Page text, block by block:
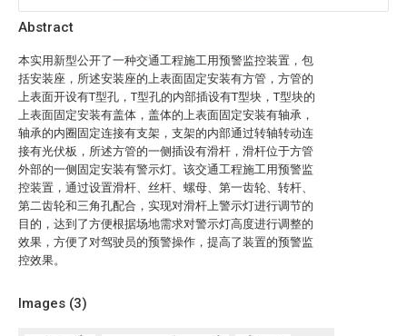
Abstract
本实用新型公开了一种交通工程施工用预警监控装置，包
括安装座，所述安装座的上表面固定安装有方管，方管的
上表面开设有T型孔，T型孔的内部插设有T型块，T型块的
上表面固定安装有盖体，盖体的上表面固定安装有轴承，
轴承的内圈固定连接有支架，支架的内部通过转轴转动连
接有光伏板，所述方管的一侧插设有滑杆，滑杆位于方管
外部的一侧固定安装有警示灯。该交通工程施工用预警监
控装置，通过设置滑杆、丝杆、螺母、第一齿轮、转杆、
第二齿轮和三角孔配合，实现对滑杆上警示灯进行调节的
目的，达到了方便根据场地需求对警示灯高度进行调整的
效果，方便了对驾驶员的预警操作，提高了装置的预警监
控效果。
Images (3)